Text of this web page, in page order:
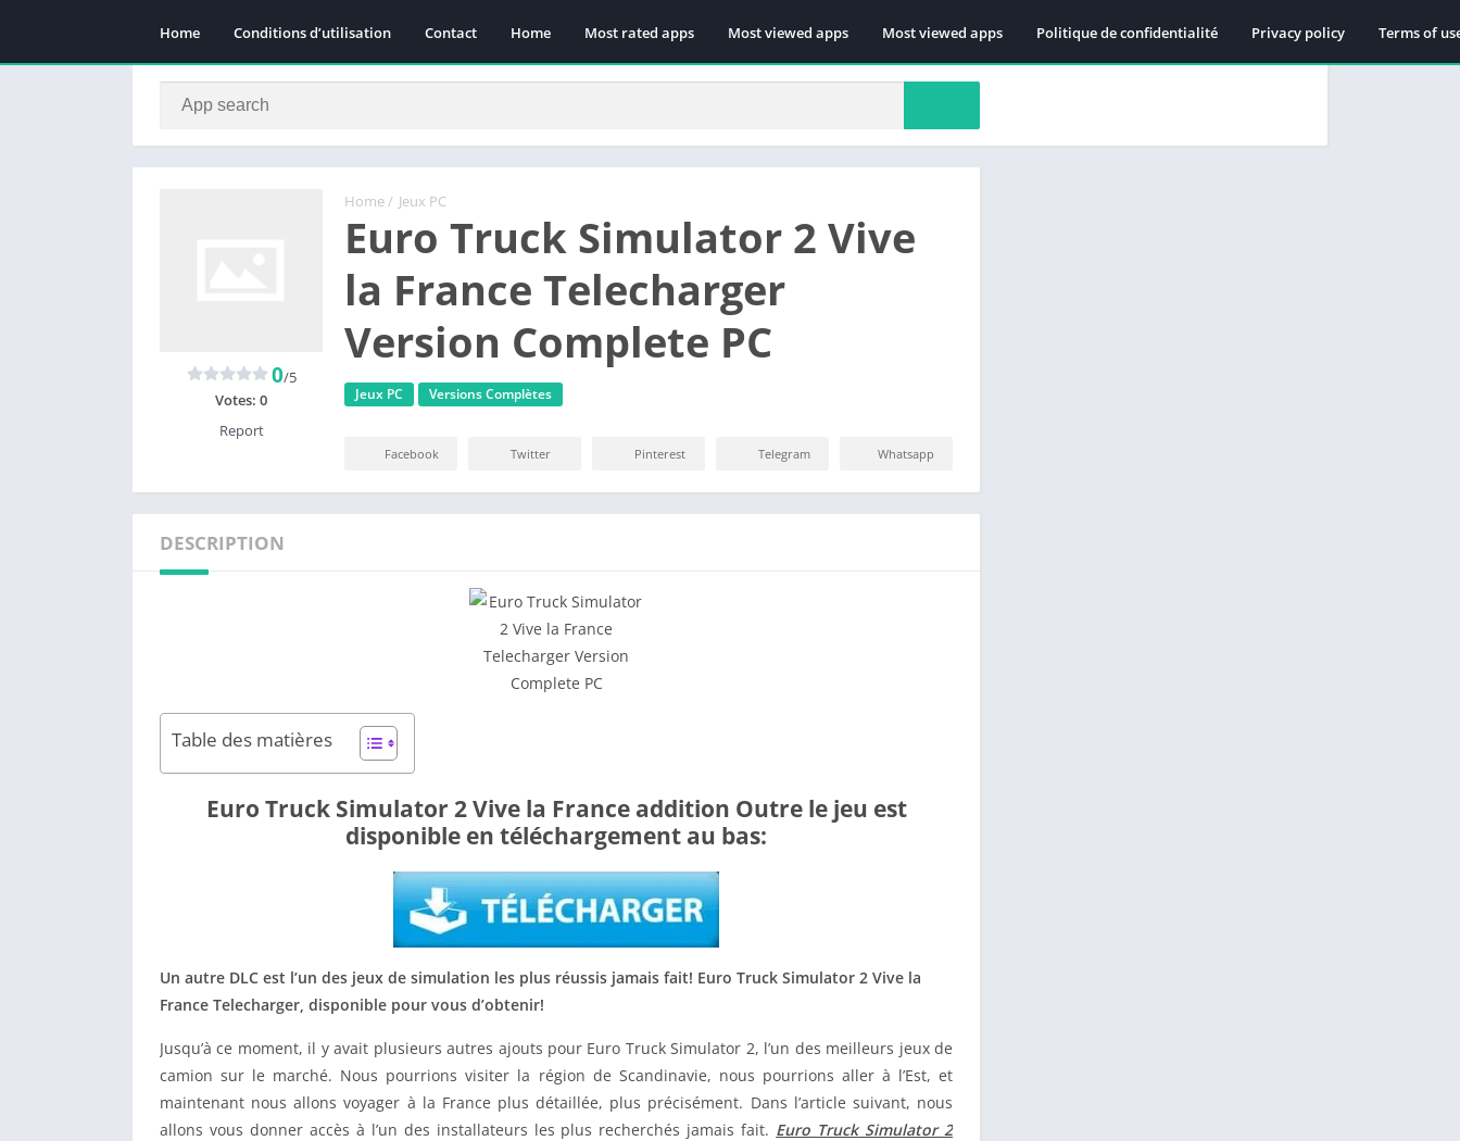
Home Conditions d’utilisation Contact Home Most rated apps Most viewed apps Most viewed apps Politique de confidentialité Privacy policy Terms of
Home / Jeux PC
Euro Truck Simulator 2 Vive
la France Telecharger
Version Complete PC
Jeux PC Versions Complètes
0/5
Votes: 0
Report
Facebook Twitter Pinterest Telegram Whatsapp
DESCRIPTION
Table des matières
Euro Truck Simulator 2 Vive la France addition Outre le jeu est
disponible en téléchargement au bas:
Un autre DLC est l’un des jeux de simulation les plus réussis jamais fait! Euro Truck Simulator 2 Vive la
France Telecharger, disponible pour vous d’obtenir!
Jusqu’à ce moment, il y avait plusieurs autres ajouts pour Euro Truck Simulator 2, l’un des meilleurs jeux de
camion sur le marché. Nous pourrions visiter la région de Scandinavie, nous pourrions aller à l’Est, et
maintenant nous allons voyager à la France plus détaillée, plus précisément. Dans l’article suivant, nous
allons vous donner accès à l’un des installateurs les plus recherchés jamais fait. Euro Truck Simulator 2